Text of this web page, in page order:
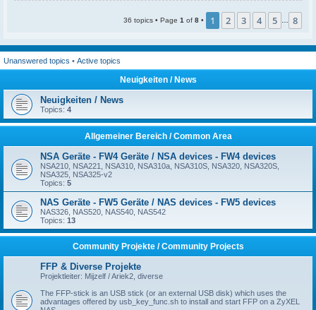
36 topics • Page 1 of 8 • 1 2 3 4 5 … 8
Unanswered topics • Active topics
Neuigkeiten / News
Neuigkeiten / News
Topics: 4
Allgemeiner Bereich / Common Area
NSA Geräte - FW4 Geräte / NSA devices - FW4 devices
NSA210, NSA221, NSA310, NSA310a, NSA310S, NSA320, NSA320S,
NSA325, NSA325-v2
Topics: 5
NAS Geräte - FW5 Geräte / NAS devices - FW5 devices
NAS326, NAS520, NAS540, NAS542
Topics: 13
Community Projekte / Community Projects
FFP & Diverse Projekte
Projektleiter: Mijzelf / Ariek2, diverse
The FFP-stick is an USB stick (or an external USB disk) which uses the
advantages offered by usb_key_func.sh to install and start FFP on a ZyXEL